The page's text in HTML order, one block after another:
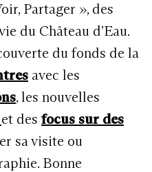
Partager », des
du Château d’Eau.
du fonds de la
avec les
, les nouvelles
et des focus sur des
sa visite ou
Bonne